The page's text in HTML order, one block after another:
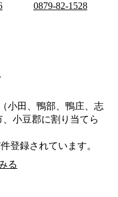
0879-82-1528
小田、鴨部、鴨庄、志
、小豆郡に割り当てら
登録されています。
る